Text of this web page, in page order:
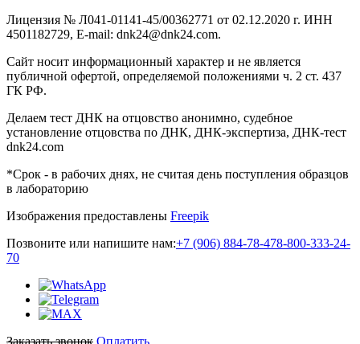
Лицензия № Л041-01141-45/00362771 от 02.12.2020 г. ИНН
4501182729, E-mail: dnk24@dnk24.com.
Сайт носит информационный характер и не является
публичной офертой, определяемой положениями ч. 2 ст. 437
ГК РФ.
Делаем тест ДНК на отцовство анонимно, судебное
установление отцовства по ДНК, ДНК-экспертиза, ДНК-тест
dnk24.com
*Срок - в рабочих днях, не считая день поступления образцов
в лабораторию
Изображения предоставлены Freepik
Позвоните или напишите нам:+7 (906) 884-78-478-800-333-24-
70
Заказать звонок Оплатить